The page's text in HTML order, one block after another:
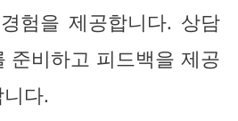
험을 제공합니다. 상담
준비하고 피드백을 제공
다.